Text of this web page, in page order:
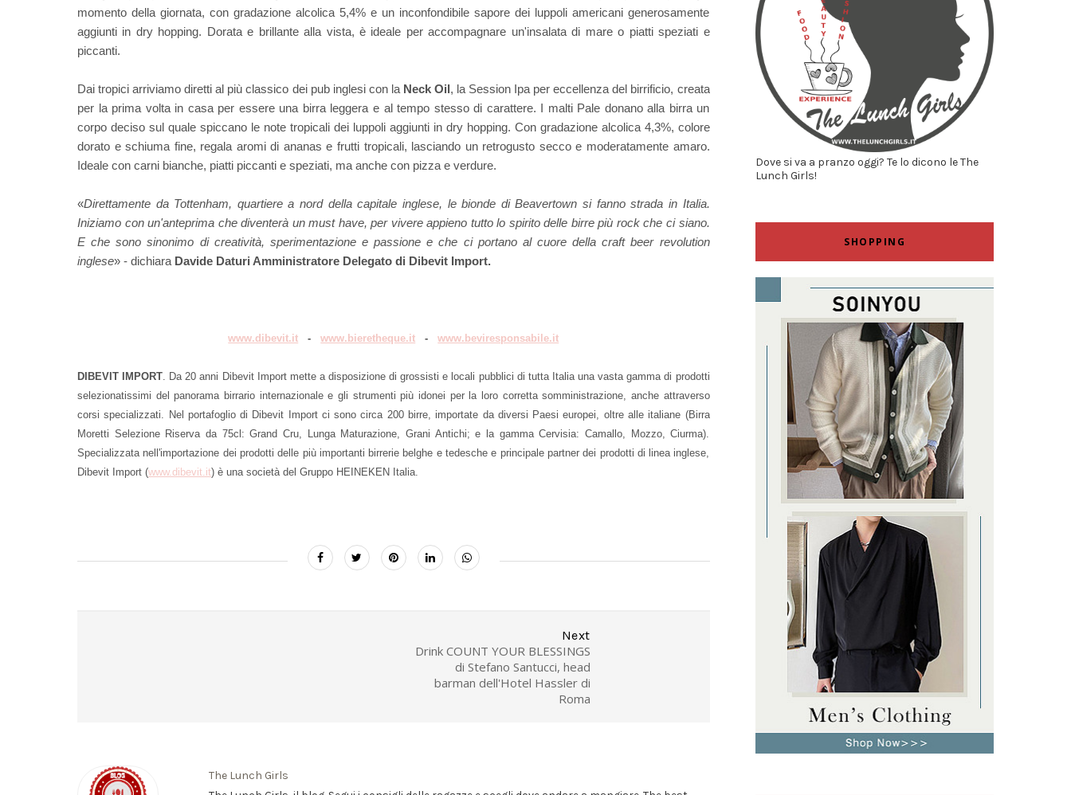
momento della giornata, con gradazione alcolica 5,4% e un inconfondibile sapore dei luppoli americani generosamente
aggiunti in dry hopping. Dorata e brillante alla vista, è ideale per accompagnare un'insalata di mare o piatti speziati e
piccanti.
Dai tropici arriviamo diretti al più classico dei pub inglesi con la Neck Oil , la Session Ipa per eccellenza del birrificio, creata
per la prima volta in casa per essere una birra leggera e al tempo stesso di carattere. I malti Pale donano alla birra un
corpo deciso sul quale spiccano le note tropicali dei luppoli aggiunti in dry hopping. Con gradazione alcolica 4,3%, colore
dorato e schiuma fine, regala aromi di ananas e frutti tropicali, lasciando un retrogusto secco e moderatamente amaro.
Ideale con carni bianche, piatti piccanti e speziati, ma anche con pizza e verdure.
«Direttamente da Tottenham, quartiere a nord della capitale inglese, le bionde di Beavertown si fanno strada in Italia.
Iniziamo con un'anteprima che diventerà un must have, per vivere appieno tutto lo spirito delle birre più rock che ci siano.
E che sono sinonimo di creatività, sperimentazione e passione e che ci portano al cuore della craft beer revolution
inglese» - dichiara Davide Daturi Amministratore Delegato di Dibevit Import.
www.dibevit.it -www.bieretheque.it -www.beviresponsabile.it
DIBEVIT IMPORT . Da 20 anni Dibevit Import mette a disposizione di grossisti e locali pubblici di tutta Italia una vasta gamma di prodotti
selezionatissimi del panorama birrario internazionale e gli strumenti più idonei per la loro corretta somministrazione, anche attraverso
corsi specializzati. Nel portafoglio di Dibevit Import ci sono circa 200 birre, importate da diversi Paesi europei, oltre alle italiane (Birra
Moretti Selezione Riserva da 75cl: Grand Cru, Lunga Maturazione, Grani Antichi; e la gamma Cervisia: Camallo, Mozzo, Ciurma).
Specializzata nell'importazione dei prodotti delle più importanti birrerie belghe e tedesche e principale partner dei prodotti di linea inglese,
Dibevit Import (www.dibevit.it) è una società del Gruppo HEINEKEN Italia.
Next
Drink COUNT YOUR BLESSINGS
di Stefano Santucci, head
barman dell'Hotel Hassler di
Roma
The Lunch Girls
Dove si va a pranzo oggi? Te lo dicono le The
Lunch Girls!
SHOPPING